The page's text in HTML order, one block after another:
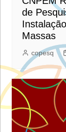
de
Massas
copesq